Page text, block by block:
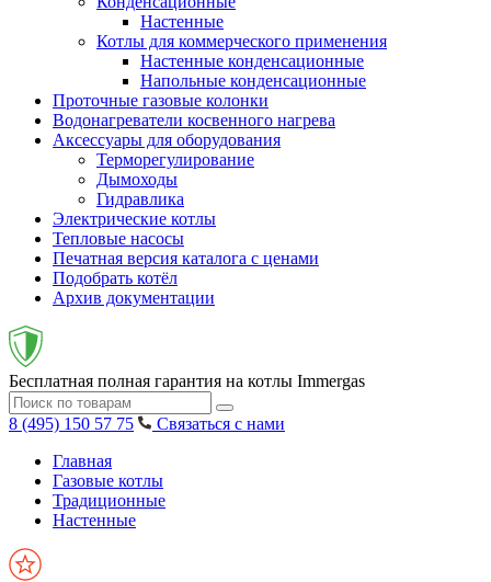
Настенные
Котлы для коммерческого применения
Настенные конденсационные
Напольные конденсационные
Проточные газовые колонки
Водонагреватели косвенного нагрева
Аксессуары для оборудования
Терморегулирование
Дымоходы
Гидравлика
Электрические котлы
Тепловые насосы
Печатная версия каталога с ценами
Подобрать котёл
Архив документации
Бесплатная полная гарантия на котлы Immergas
8 (495) 150 57 75
Связаться с нами
Главная
Газовые котлы
Традиционные
Настенные